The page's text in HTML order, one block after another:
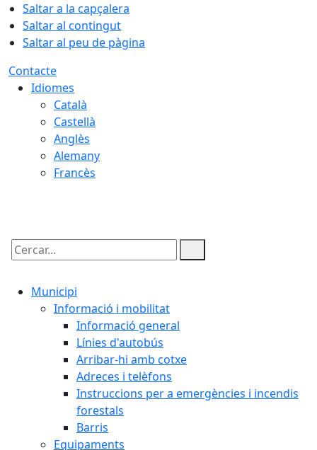
Saltar a la capçalera
Saltar al contingut
Saltar al peu de pàgina
Contacte
Idiomes
Català
Castellà
Anglès
Alemany
Francès
Cercar:
Municipi
Informació i mobilitat
Informació general
Línies d'autobús
Arribar-hi amb cotxe
Adreces i telèfons
Instruccions per a emergències i incendis
forestals
Barris
Equipaments